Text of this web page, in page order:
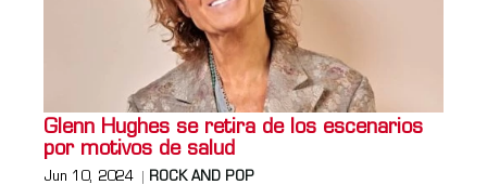
Glenn Hughes se retira de los escenarios
por motivos de salud
Jun 10, 2024 ROCK AND POP